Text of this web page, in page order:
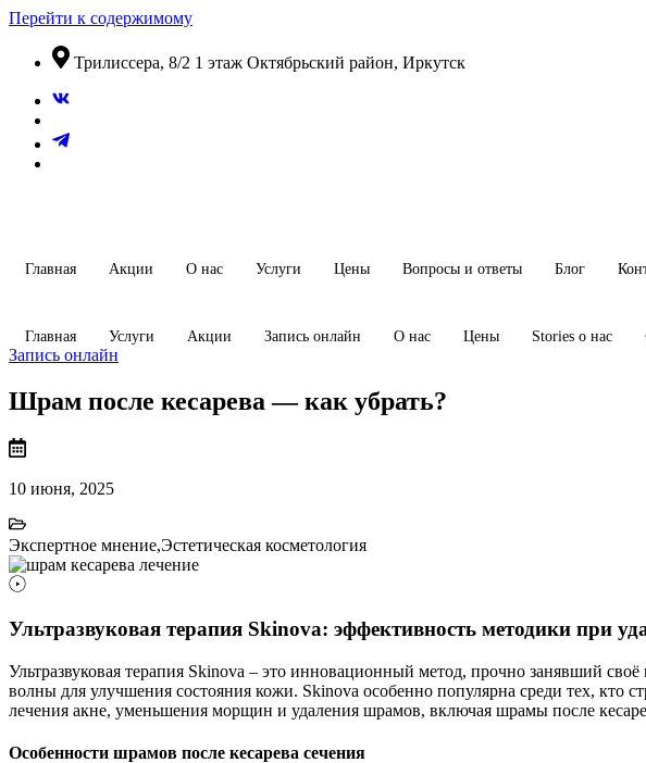
Перейти к содержимому
​Трилиссера, 8/2​ 1 этаж​ Октябрьский район, Иркутск
Главная Акции О нас Услуги Цены Вопросы и ответы Блог
Главная Услуги Акции Запись онлайн О нас Цены Stories о нас
Запись онлайн
Шрам после кесарева — как убрать?
10 июня, 2025
Экспертное мнение,Эстетическая косметология
Ультразвуковая терапия Skinova: эффективность методики при
Ультразвуковая терапия Skinova – это инновационный метод, прочно занявший
волны для улучшения состояния кожи. Skinova особенно популярна среди тех, кто
лечения акне, уменьшения морщин и удаления шрамов, включая шрамы после
Особенности шрамов после кесарева сечения